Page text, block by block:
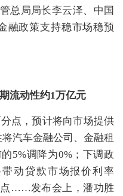
总局局长李云泽、中国
融政策支持稳市场稳预
流动性约1万亿元
点，预计将向市场提供
汽车金融公司、金融租
5%调降为0%；下调政
动贷款市场报价利率
点……发布会上，潘功胜